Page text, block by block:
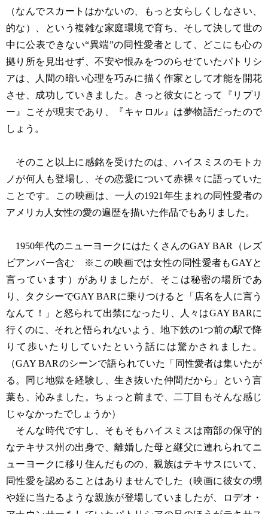
（なんでスカートはかないの、もっと女らしくしなさい、
的な）、という複雑な家庭環境で育ち、そして決して世の
中に公表できない“異端”の同性愛者として、どこにも心の
拠り所を見出せず、不安や恨みをつのらせていたパトリシ
アは、人間の暗い心理を巧みに描く作家として才能を開花
させ、成功していきました。きっと彼女にとって『リプリ
ー』こそが現実であり、『キャロル』は夢物語だったので
しょう。
そのこと以上に感銘を受けたのは、ハイスミスのモトカ
ノが何人も登場し、その恋愛について赤裸々に語っていた
ことです。この映画は、一人の1921年生まれの同性愛者の
アメリカ人女性の愛の遍歴を描いた作品でもありました。
1950年代のニューヨークにはたくさんのGAY BAR（レズ
ビアンバー含む ※この映画では女性の同性愛者もGAYと
言っています）がありましたが、そこは秘密の場所であ
り、タクシーでGAY BARに乗りつけると「店名を人に言う
なんて！」と怒られて出禁になったり、人々はGAY BARに
行くのに、それと悟られないよう、地下鉄の1つ前の駅で降
りて歩いたりしていたという話には驚かされました。
（GAY BARのシーンで語られていた「同性愛者は集いたが
る。同じ地獄を経験し、生き抜いた仲間だから」という言
葉も、沁みました。ちょっと前まで、二丁目もそんな感じ
じゃなかったでしょうか）
そんな時代ですし、そもそもハイスミスは南部の保守的
なテキサス州の出身で、離婚した母と継父に連れられてニ
ューヨークに移り住んだものの、親族はテキサスにいて、
同性愛を認めることはありませんでした（映画に彼女の甥
や姪に当たるような親族が登場していましたが、ロデオ・